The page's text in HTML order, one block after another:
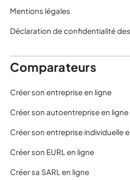
Mentions légales
Déclaration de confidentialité
Comparateurs
Créer son entreprise en ligne
Créer son autoentreprise en ligne
Créer son entreprise individuelle
Créer son EURL en ligne
Créer sa SARL en ligne